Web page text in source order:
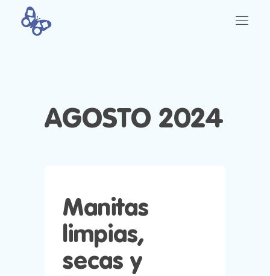
AGOSTO 2024
Manitas
limpias,
secas y